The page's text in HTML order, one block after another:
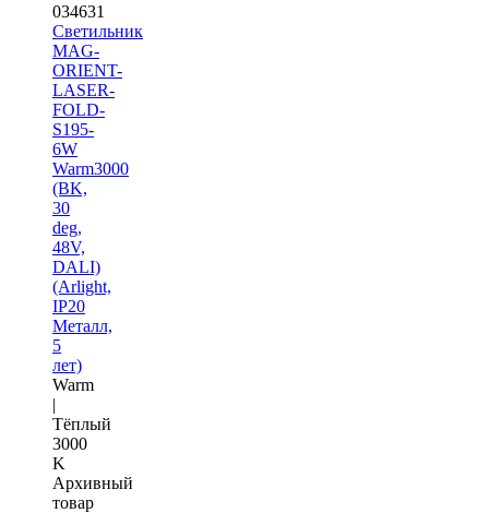
034631
Светильник
MAG-
ORIENT-
LASER-
FOLD-
S195-
6W
Warm3000
(BK,
30
deg,
48V,
DALI)
(Arlight,
IP20
Металл,
5
лет)
Warm
|
Тёплый
3000
K
Архивный
товар